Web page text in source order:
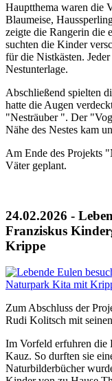
Hauptthema waren die
Blaumeise,
zeigte die Rangerin die
suchten die Kinder
für die Nistkästen.
Nestunterlage.
Abschließend spielten
hatte die Augen
"Nesträuber ". Der
Nähe des Nestes kam
Am Ende des Projekts
Väter geplant.
24.02.2026 -
Franziskus
Krippe
Zum Abschluss der
Rudi Kolitsch mit
Im Vorfeld erfuhren die
Kauz. So durften sie
Naturbilderbücher